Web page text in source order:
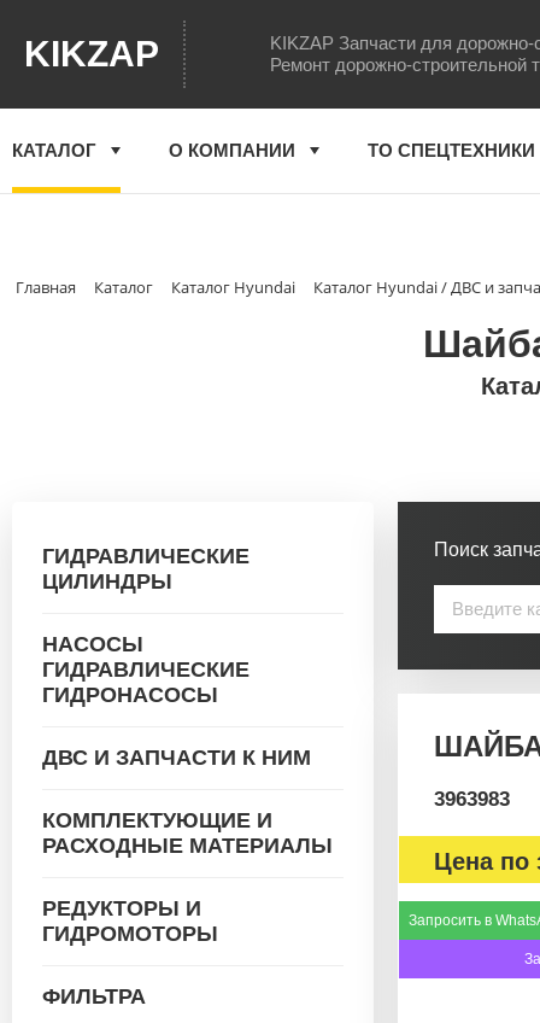
KIKZAP
KIKZAP Запчасти для дорожно-
Ремонт дорожно-строительной
КАТАЛОГ О КОМПАНИИ ТО СПЕЦТЕХНИКИ
Главная Каталог Каталог Hyundai Каталог Hyundai / ДВС и
ГИДРАВЛИЧЕСКИЕ
ЦИЛИНДРЫ
НАСОСЫ
ГИДРАВЛИЧЕСКИЕ
ГИДРОНАСОСЫ
ДВС И ЗАПЧАСТИ К НИМ
КОМПЛЕКТУЮЩИЕ И
РАСХОДНЫЕ МАТЕРИАЛЫ
РЕДУКТОРЫ И
ГИДРОМОТОРЫ
ФИЛЬТРА
Поиск
ШАЙБА
3963983
Цена по
Запросить в